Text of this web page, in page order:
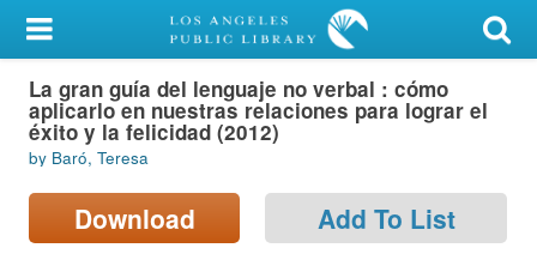
My Account
Library Card
Sign In
Search
La gran guía del lenguaje no verbal : cómo
aplicarlo en nuestras relaciones para lograr el
éxito y la felicidad (2012)
by Baró, Teresa
Download Add To List